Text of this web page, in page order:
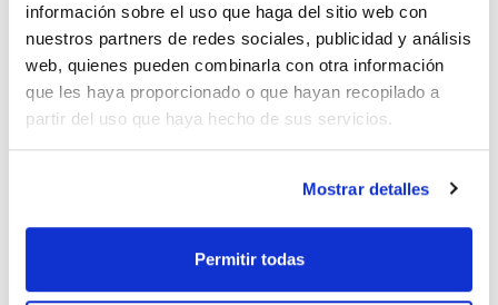
información sobre el uso que haga del sitio web con
nuestros partners de redes sociales, publicidad y análisis
web, quienes pueden combinarla con otra información
que les haya proporcionado o que hayan recopilado a
partir del uso que haya hecho de sus servicios.
Mostrar detalles
Permitir todas
Imprimir ficha de
producto
Características
Modelo : IF260plus
Convección : Forzada
Equipamiento : 2 rejillas de acero inoxidable, electropulidas
hasta 80
las aplicaciones de laboratorio con valores de temperatura